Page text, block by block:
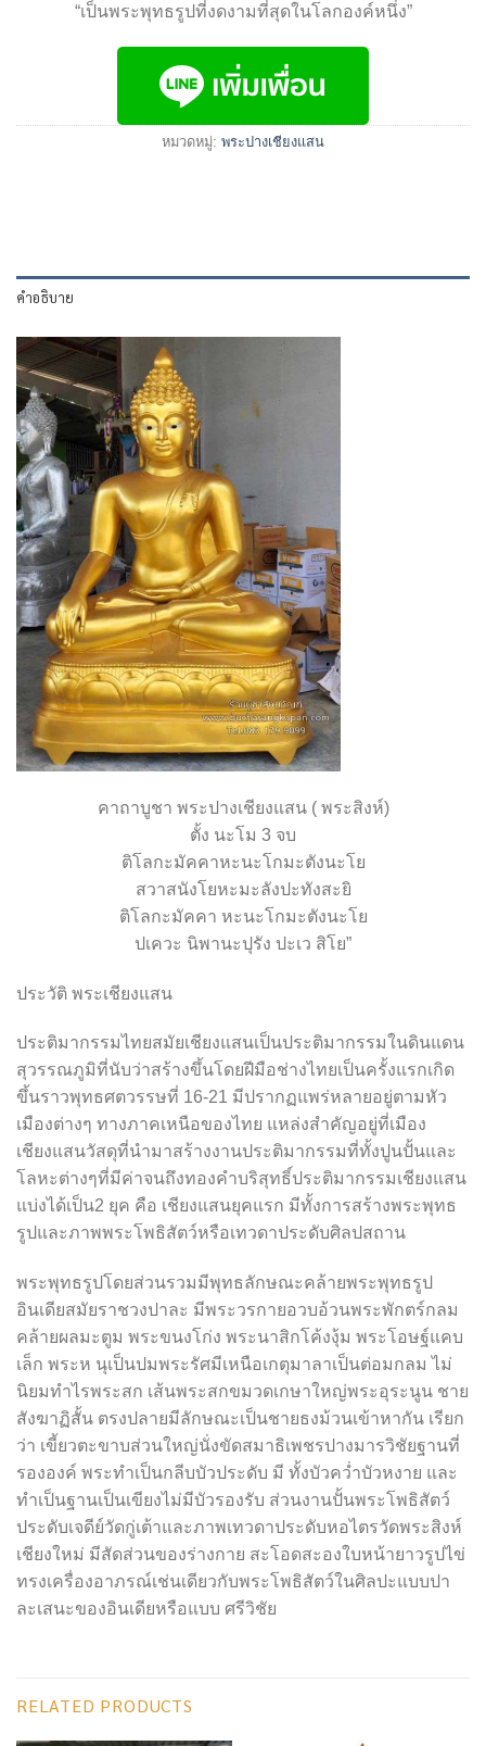
“เป็นพระพุทธรูปที่งดงามที่สุดในโลกองค์หนึ่ง”
หมวดหมู่: พระปางเชียงแสน
คำอธิบาย
คาถาบูชา พระปางเชียงแสน ( พระสิงห์)
ตั้ง นะโม 3 จบ
ติโลกะมัคคาหะนะโกมะตังนะโย
สวาสนังโยหะมะลังปะทังสะยิ
ติโลกะมัคคา หะนะโกมะตังนะโย
ปเควะ นิพานะปุรัง ปะเว สิโย”
ประวัติ พระเชียงแสน
ประติมากรรมไทยสมัยเชียงแสนเป็นประติมากรรมในดินแดน
สุวรรณภูมิที่นับว่าสร้างขึ้นโดยฝีมือช่างไทยเป็นครั้งแรกเกิด
ขึ้นราวพุทธศตวรรษที่ 16-21 มีปรากฏแพร่หลายอยู่ตามหัว
เมืองต่างๆ ทางภาคเหนือของไทย แหล่งสำคัญอยู่ที่เมือง
เชียงแสนวัสดุที่นำมาสร้างงานประติมากรรมที่ทั้งปูนปั้นและ
โลหะต่างๆที่มีค่าจนถึงทองคำบริสุทธิ์ประติมากรรมเชียงแสน
แบ่งได้เป็น2 ยุค คือ เชียงแสนยุคแรก มีทั้งการสร้างพระพุทธ
รูปและภาพพระโพธิสัตว์หรือเทวดาประดับศิลปสถาน
พระพุทธรูปโดยส่วนรวมมีพุทธลักษณะคล้ายพระพุทธรูป
อินเดียสมัยราชวงปาละ มีพระวรกายอวบอ้วนพระพักตร์กลม
คล้ายผลมะตูม พระขนงโก่ง พระนาสิกโค้งงุ้ม พระโอษฐ์แคบ
เล็ก พระห นุเป็นปมพระรัศมีเหนือเกตุมาลาเป็นต่อมกลม ไม่
นิยมทำไรพระสก เส้นพระสกขมวดเกษาใหญ่พระอุระนูน ชาย
สังฆาฏิสั้น ตรงปลายมีลักษณะเป็นชายธงม้วนเข้าหากัน เรียก
ว่า เขี้ยวตะขาบส่วนใหญ่นั่งขัดสมาธิเพชรปางมารวิชัยฐานที่
รององค์ พระทำเป็นกลีบบัวประดับ มี ทั้งบัวคว่ำบัวหงาย และ
ทำเป็นฐานเป็นเขียงไม่มีบัวรองรับ ส่วนงานปั้นพระโพธิสัตว์
ประดับเจดีย์วัดกู่เต้าและภาพเทวดาประดับหอไตรวัดพระสิงห์
เชียงใหม่ มีสัดส่วนของร่างกาย สะโอดสะองใบหน้ายาวรูปไข่
ทรงเครื่องอาภรณ์เช่นเดียวกับพระโพธิสัตว์ในศิลปะแบบปา
ละเสนะของอินเดียหรือแบบ ศรีวิชัย
RELATED PRODUCTS